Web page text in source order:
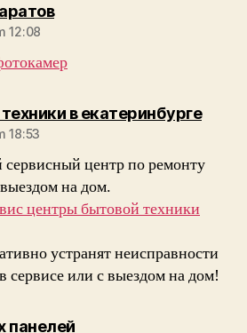
sagt:
12:08
в екатеринбургеsagt:
18:53
центр по ремонту
на дом.
центры бытовой техники
устранят неисправности
сервисе или с выездом на дом!
панелейsagt: